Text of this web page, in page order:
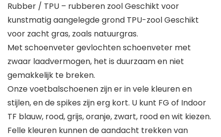
Rubber / TPU – rubberen zool Geschikt voor
kunstmatig aangelegde grond TPU-zool Geschikt
voor zacht gras, zoals natuurgras.
Met schoenveter gevlochten schoenveter met
zwaar laadvermogen, het is duurzaam en niet
gemakkelijk te breken.
Onze voetbalschoenen zijn er in vele kleuren en
stijlen, en de spikes zijn erg kort. U kunt FG of Indoor
TF blauw, rood, grijs, oranje, zwart, rood en wit kiezen.
Felle kleuren kunnen de aandacht trekken van